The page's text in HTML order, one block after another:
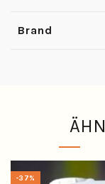
Brand
-37%